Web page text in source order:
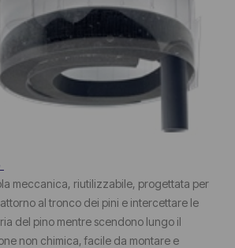
meccanica, riutilizzabile, progettata per
al tronco dei pini e intercettare le
del pino mentre scendono lungo il
non chimica, facile da montare e